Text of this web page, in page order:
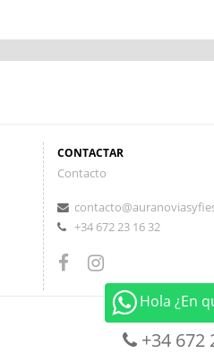
Hola ¿En
CONTACTAR
Contacto
+34 672 23 16 32
+34 672